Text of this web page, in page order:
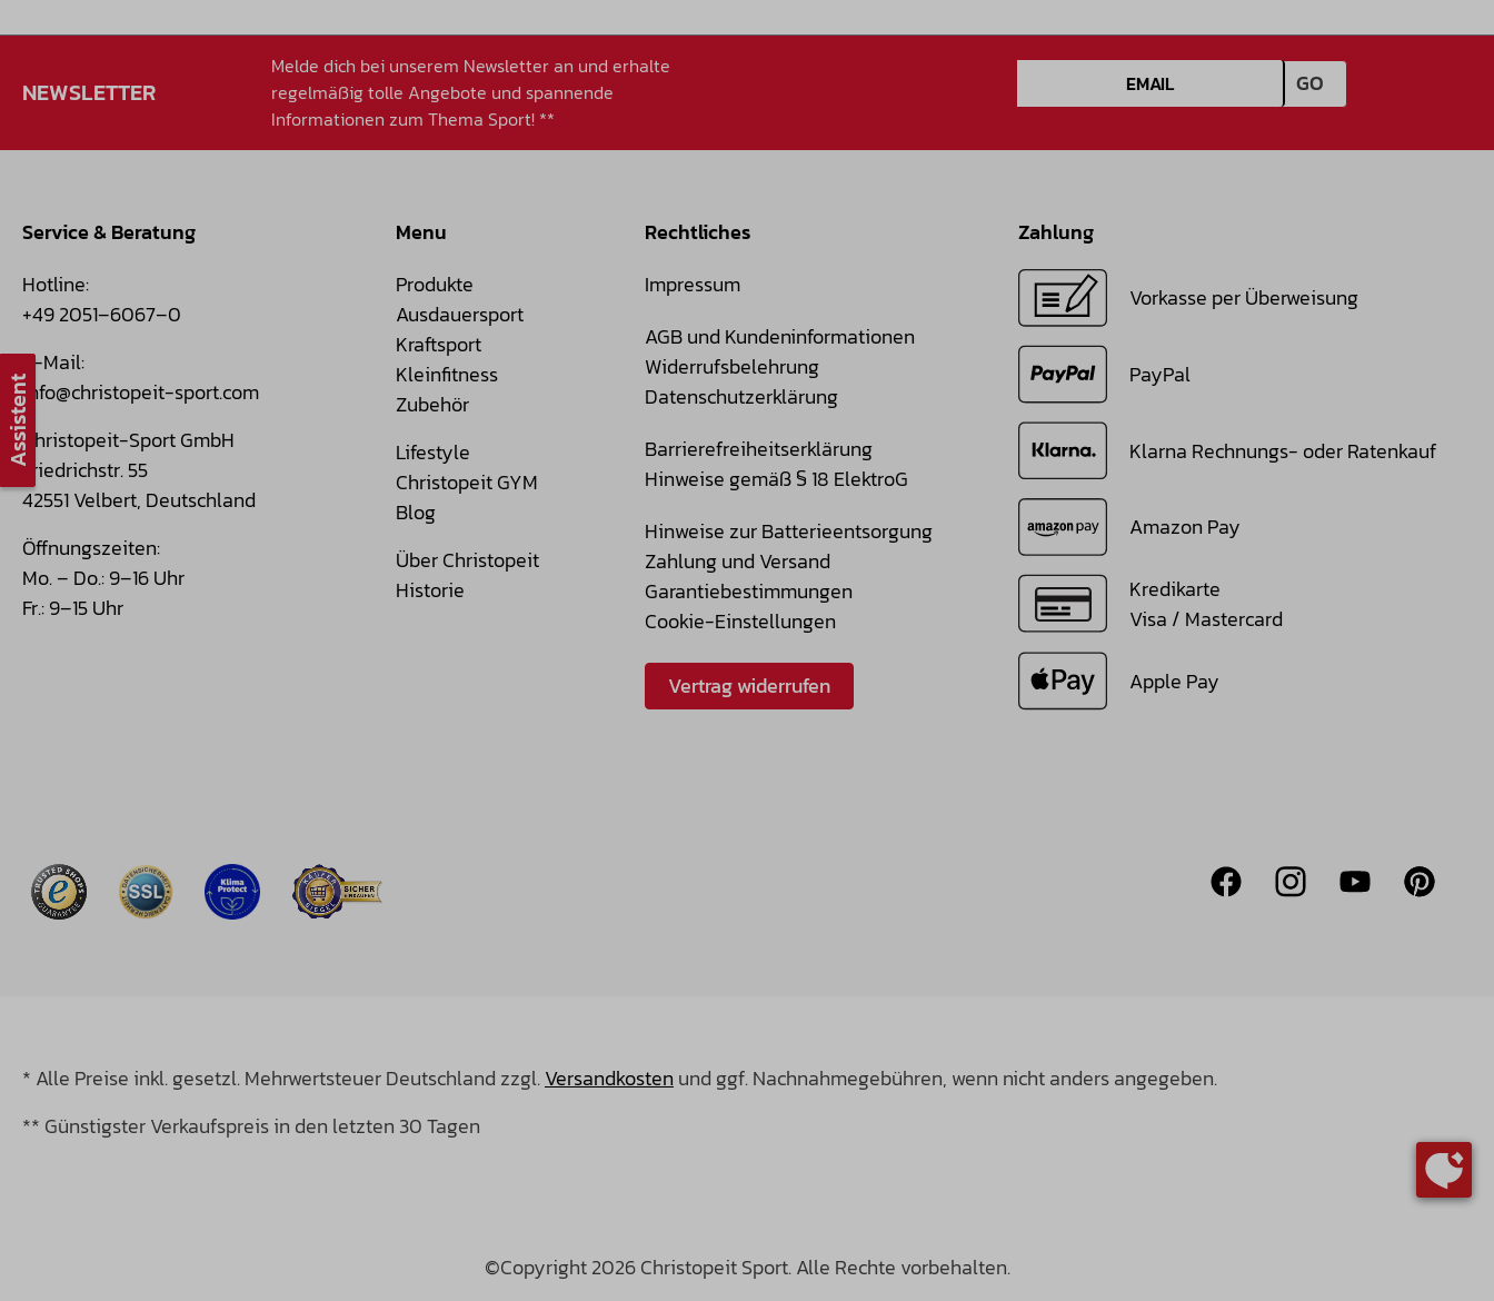
Assistent
NEWSLETTER
Melde dich bei unserem Newsletter an und erhalte
regelmäßig tolle Angebote und spannende
Informationen zum Thema Sport! **
E-Mail-Adresse GO
Service & Beratung
Hotline:
+49 2051–6067–0
E-Mail:
info@christopeit-sport.com
Christopeit-Sport GmbH
Friedrichstr. 55
42551 Velbert, Deutschland
Öffnungszeiten:
Mo. – Do.: 9–16 Uhr
Fr.: 9–15 Uhr
Menu
Produkte
Ausdauersport
Kraftsport
Kleinfitness
Zubehör
Lifestyle
Christopeit GYM
Blog
Über Christopeit
Historie
Rechtliches
Impressum
AGB und Kundeninformationen
Widerrufsbelehrung
Datenschutzerklärung
Barrierefreiheitserklärung
Hinweise gemäß § 18 ElektroG
Hinweise zur Batterieentsorgung
Zahlung und Versand
Garantiebestimmungen
Cookie-Einstellungen
Vertrag widerrufen
Zahlung
Vorkasse per Überweisung
PayPal
Klarna Rechnungs- oder Ratenkauf
Amazon Pay
Kredikarte
Visa / Mastercard
Apple Pay
* Alle Preise inkl. gesetzl. Mehrwertsteuer Deutschland zzgl.Versandkosten und ggf. Nachnahmegebühren, wenn nicht anders angegeben.
** Günstigster Verkaufspreis in den letzten 30 Tagen
©Copyright 2026 Christopeit Sport. Alle Rechte vorbehalten.